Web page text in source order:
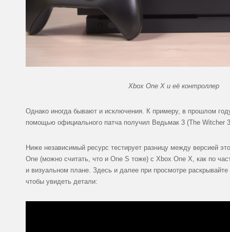
Xbox One X и её контроллер
Однако иногда бывают и исключения. К примеру, в прошлом
помощью официального патча получил Ведьмак 3 (The Witcher
Ниже независимый ресурс тестирует разницу между версией
One (можно считать, что и One S тоже) с Xbox One X, как по
и визуальном плане. Здесь и далее при просмотре
чтобы увидеть детали: